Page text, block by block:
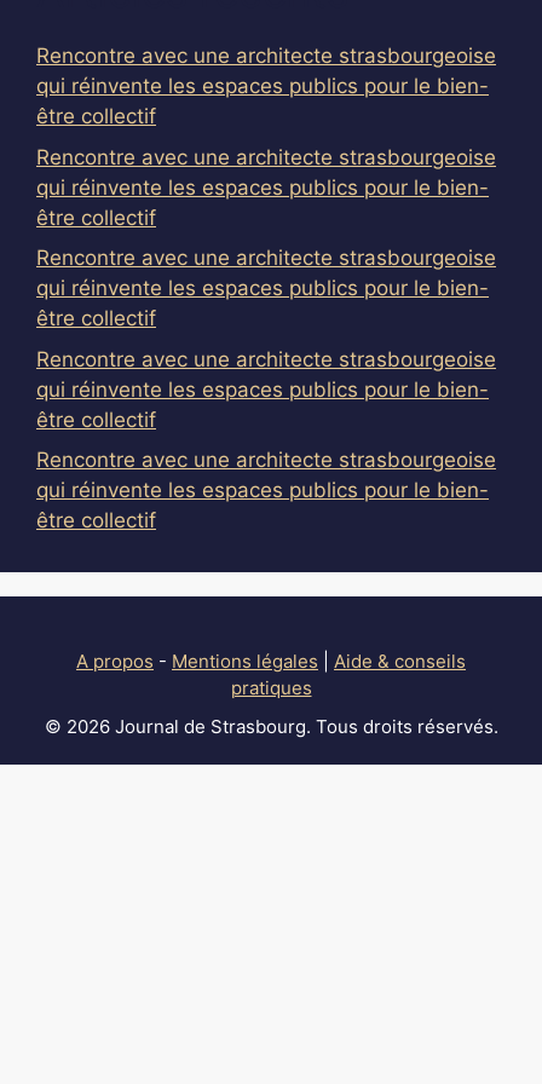
Rencontre avec une architecte strasbourgeoise
qui réinvente les espaces publics pour le bien-
être collectif
Rencontre avec une architecte strasbourgeoise
qui réinvente les espaces publics pour le bien-
être collectif
Rencontre avec une architecte strasbourgeoise
qui réinvente les espaces publics pour le bien-
être collectif
Rencontre avec une architecte strasbourgeoise
qui réinvente les espaces publics pour le bien-
être collectif
Rencontre avec une architecte strasbourgeoise
qui réinvente les espaces publics pour le bien-
être collectif
A propos - Mentions légales
Aide & conseils
pratiques
© 2026 Journal de Strasbourg. Tous droits réservés.